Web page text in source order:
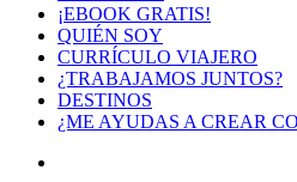
¡EBOOK GRATIS!
QUIÉN SOY
CURRÍCULO VIAJERO
¿TRABAJAMOS JUNTOS?
DESTINOS
¿ME AYUDAS A CREAR